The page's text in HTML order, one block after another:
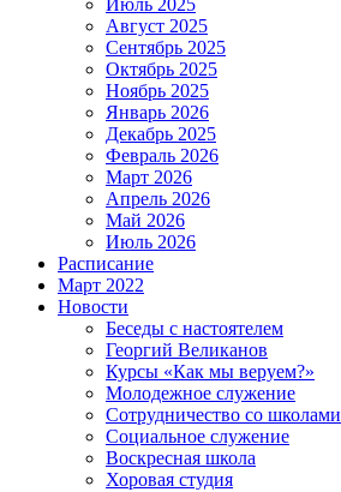
Август 2025
Сентябрь 2025
Октябрь 2025
Ноябрь 2025
Январь 2026
Декабрь 2025
Февраль 2026
Март 2026
Апрель 2026
Май 2026
Июль 2026
Расписание
Март 2022
Новости
Беседы с настоятелем
Георгий Великанов
Курсы «Как мы веруем?»
Молодежное служение
Сотрудничество со школами
Социальное служение
Воскресная школа
Хоровая студия